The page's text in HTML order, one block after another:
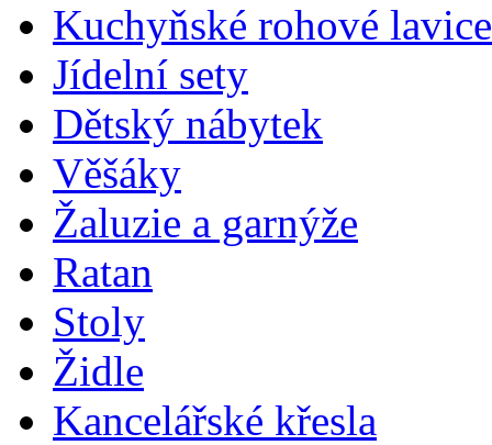
Kuchyňské rohové lavice
Jídelní sety
Dětský nábytek
Věšáky
Žaluzie a garnýže
Ratan
Stoly
Židle
Kancelářské křesla